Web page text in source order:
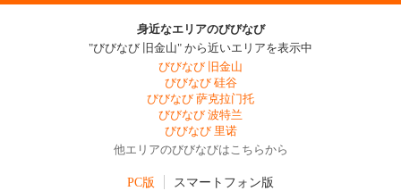
身近なエリアのびびなび
"びびなび 旧金山" から近いエリアを表示中
びびなび 旧金山
びびなび 硅谷
びびなび 萨克拉门托
びびなび 波特兰
びびなび 里诺
他エリアのびびなびはこちらから
PC版 スマートフォン版